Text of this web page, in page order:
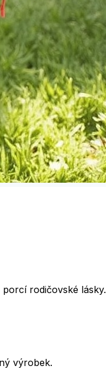
rodičovské lásky.
výrobek.